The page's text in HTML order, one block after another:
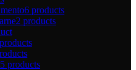
6 products
2 products
products